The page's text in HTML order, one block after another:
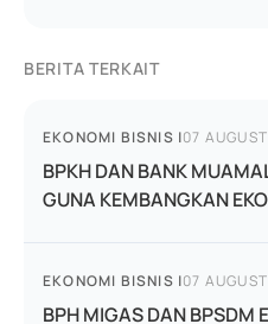
BERITA TERKAIT
EKONOMI BISNIS |07
BPKH DAN BANK
GUNA KEMBANGKAN
EKONOMI BISNIS |07
BPH MIGAS DAN BPSDM